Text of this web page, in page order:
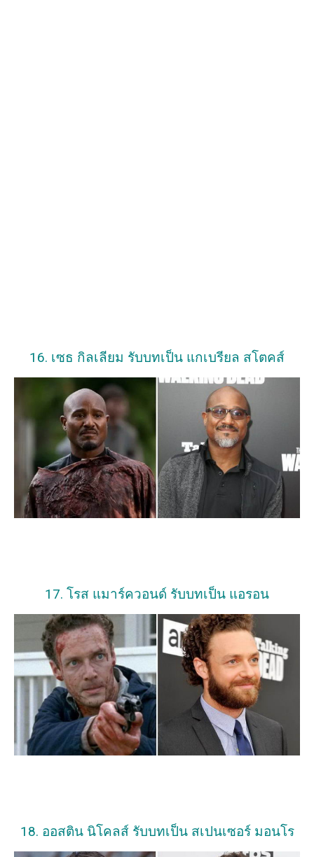
16. เซธ กิลเลียม รับบทเป็น แกเบรียล สโตคส์
17. โรส แมาร์ควอนด์ รับบทเป็น แอรอน
18. ออสติน นิโคลส์ รับบทเป็น สเปนเซอร์ มอนโร